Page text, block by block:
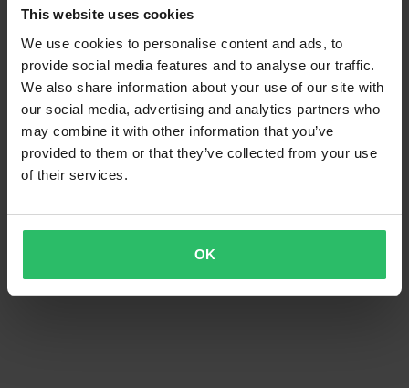
This website uses cookies
We use cookies to personalise content and ads, to
provide social media features and to analyse our traffic.
We also share information about your use of our site with
our social media, advertising and analytics partners who
may combine it with other information that you’ve
provided to them or that they’ve collected from your use
of their services.
OK